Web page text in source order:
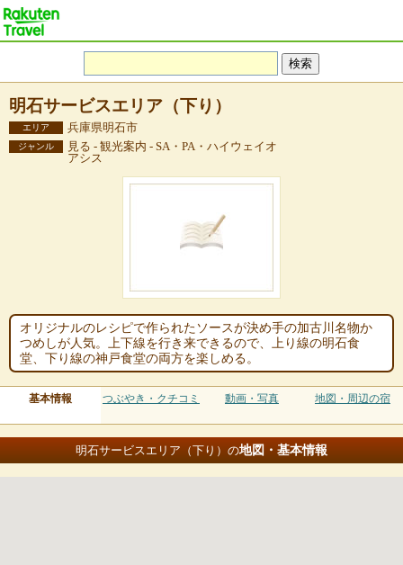
明石サービスエリア（下り）
エリア 兵庫県明石市
ジャンル
見る - 観光案内 - SA・PA・ハイウェイオ
アシス
オリジナルのレシピで作られたソースが決め手の加古川名物か
つめしが人気。上下線を行き来できるので、上り線の明石食
堂、下り線の神戸食堂の両方を楽しめる。
基本情報 つぶやき・クチコミ 動画・写真 地図・周辺の宿
明石サービスエリア（下り）の地図・基本情報